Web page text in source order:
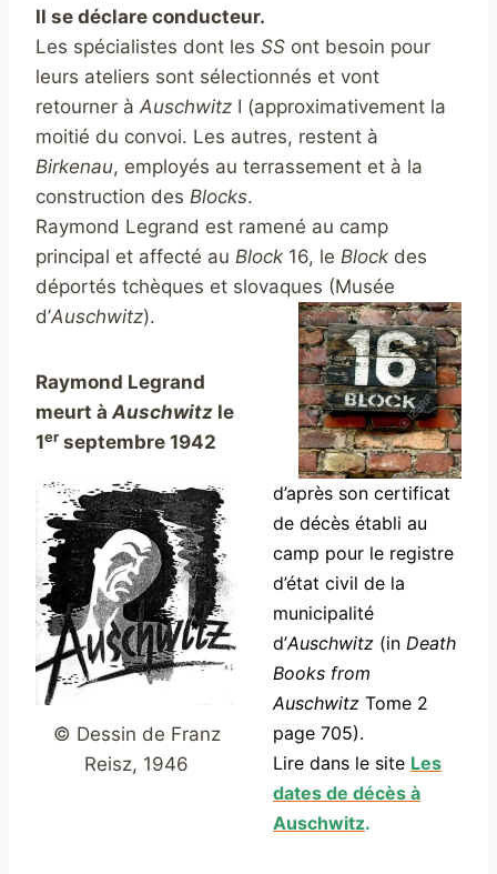
Il se déclare conducteur.
Les spécialistes dont les SS ont besoin pour
leurs ateliers sont sélectionnés et vont
retourner à Auschwitz I (approximativement la
moitié du convoi. Les autres, restent à
Birkenau, employés au terrassement et à la
construction des Blocks.
Raymond Legrand est ramené au camp
principal et affecté au Block 16, le Block des
déportés tchèques et slovaques (Musée
d’Auschwitz).
© Dessin de Franz
Reisz, 1946
Raymond Legrand
meurt àAuschwitz le
1er septembre 1942
d’après son certificat
de décès établi au
camp pour le registre
d’état civil de la
municipalité
d’Auschwitz (in Death
Books from
Auschwitz Tome 2
page 705).
Lire dans le site Les
dates de décès à
Auschwitz.